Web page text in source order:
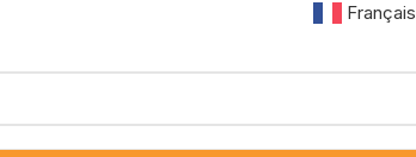
Français